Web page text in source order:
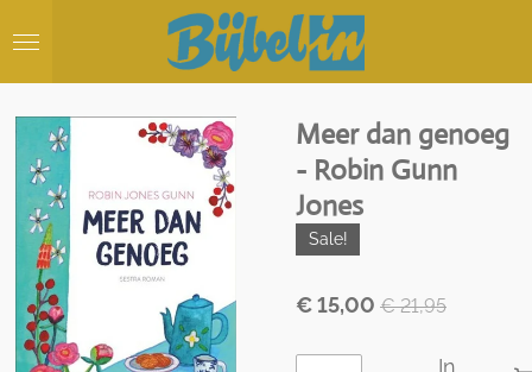
direct
hoofdinhoud
Meer dan genoeg
- Robin Gunn
Jones
Sale!
€ 15,00 € 21,95
In